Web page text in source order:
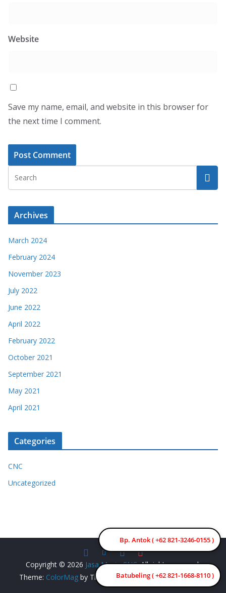
Bp. Antok ( +62 821-3246-0155 )
Batubeling ( +62 821-1668-8110 )
Website
Save my name, email, and website in this browser for
the next time I comment.
Archives
March 2024
February 2024
November 2023
July 2022
June 2022
April 2022
February 2022
October 2021
September 2021
May 2021
April 2021
Categories
CNC
Uncategorized
Copyright © 2026 Jasa Mesin CNC. All rights reserved.
Theme: ColorMag by ThemeGrill. Powered byWordPress.